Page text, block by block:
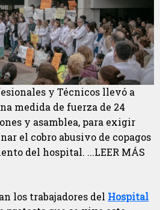
y Técnicos llevó a
medida de fuerza de 24
y asamblea, para exigir
el cobro abusivo de copagos
del hospital. ...LEER MÁS
los trabajadores del Hospital